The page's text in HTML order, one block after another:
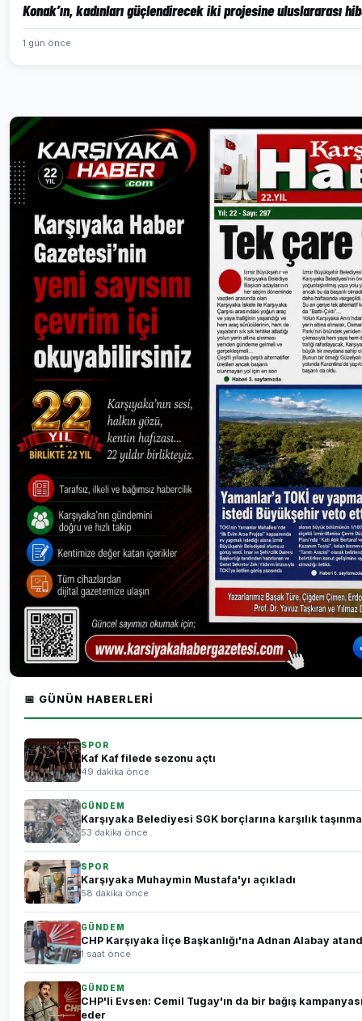
Konak’ın, kadınları güçlendirecek iki projesine uluslararası
1 gün önce
📅 GÜNÜN HABERLERI
SPOR
Kaf Kaf filede sezonu açtı
49 dakika önce
GÜNDEM
Karşıyaka Belediyesi SGK borçlarına karşılık
53 dakika önce
SPOR
Karşıyaka Muhaymin Mustafa'yı açıkladı
58 dakika önce
GÜNDEM
CHP Karşıyaka İlçe Başkanlığı'na Adnan Alabay
1 saat önce
GÜNDEM
CHP'li Evsen: Cemil Tugay'ın da bir bağış
eder